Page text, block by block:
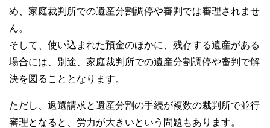
め、家庭裁判所での遺産分割調停や審判では審理されませ
ん。
そして、使い込まれた預金のほかに、残存する遺産がある
場合には、別途、家庭裁判所での遺産分割調停や審判で解
決を図ることとなります。
ただし、返還請求と遺産分割の手続が複数の裁判所で並行
審理となると、労力が大きいという問題もあります。